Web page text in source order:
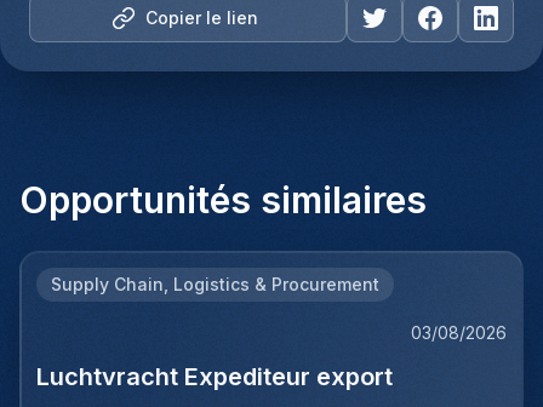
Copier le lien
Opportunités similaires
Supply Chain, Logistics & Procurement
03/08/2026
Luchtvracht Expediteur export